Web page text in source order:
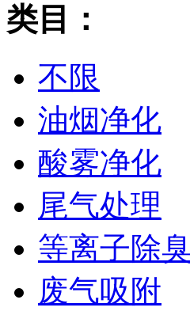
类目：
不限
油烟净化
酸雾净化
尾气处理
等离子除
废气吸附